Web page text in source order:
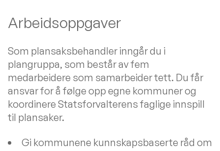
Arbeidsoppgaver
Som plansaksbehandler inngår du i
plangruppa, som består av fem
medarbeidere som samarbeider tett. Du får
ansvar for å følge opp egne kommuner og
koordinere Statsforvalterens faglige innspill
til plansaker.
Gi kommunene kunnskapsbaserte råd om